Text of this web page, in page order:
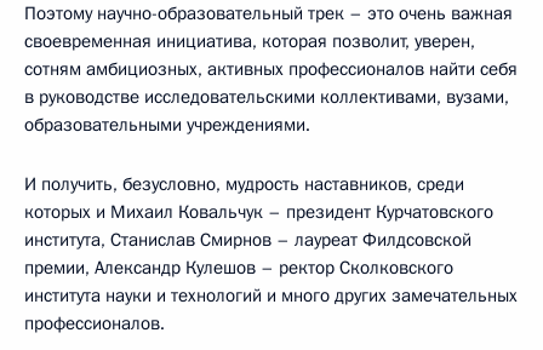
Поэтому научно-образовательный трек – это очень важная
своевременная инициатива, которая позволит, уверен,
сотням амбициозных, активных профессионалов найти себя
в руководстве исследовательскими коллективами, вузами,
образовательными учреждениями.
И получить, безусловно, мудрость наставников, среди
которых и Михаил Ковальчук – президент Курчатовского
института, Станислав Смирнов – лауреат Филдсовской
премии, Александр Кулешов – ректор Сколковского
института науки и технологий и много других замечательных
профессионалов.